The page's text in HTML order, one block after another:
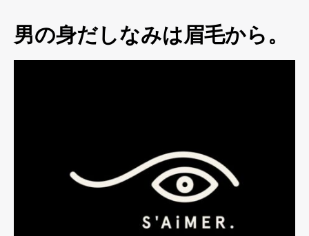
男の身だしなみは眉毛から。